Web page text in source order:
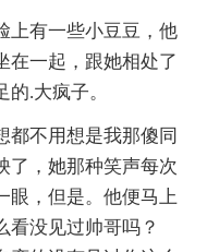
上有一些小豆豆，他
在一起，跟她相处了
.大疯子。
都不用想是我那傻同
了，她那种笑声每次
眼，但是。他便马上
看没见过帅哥吗？